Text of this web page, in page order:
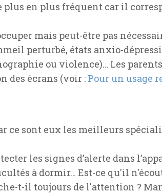
en plus fréquent car il
mais peut-être pas
perturbé, états anxio-
ou violence)… Les
des écrans (voir : Pour un usage
ce sont eux les meilleurs
les signes d’alerte dans
à dormir… Est-ce qu'il
t-il toujours de l'attention ?